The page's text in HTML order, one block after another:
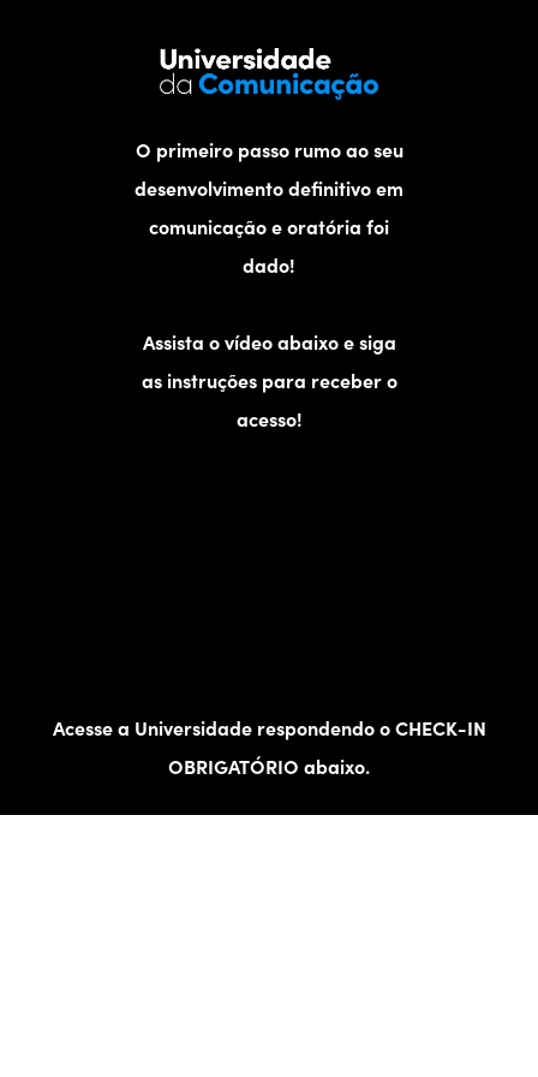
O primeiro passo rumo ao seu
desenvolvimento definitivo em
comunicação e oratória foi
dado!
Assista o vídeo abaixo e siga
as instruções para receber o
acesso!
Acesse a Universidade respondendo o CHECK-IN
OBRIGATÓRIO abaixo.